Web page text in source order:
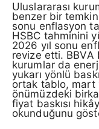
Uluslararası
benzer bir
sonu enflasyon
HSBC tahminini
2026 yıl sonu
revize etti. BBVA
kurumlar da
yukarı yönlü
ortak tablo, mart
önümüzdeki
fiyat baskısı
okunduğunu